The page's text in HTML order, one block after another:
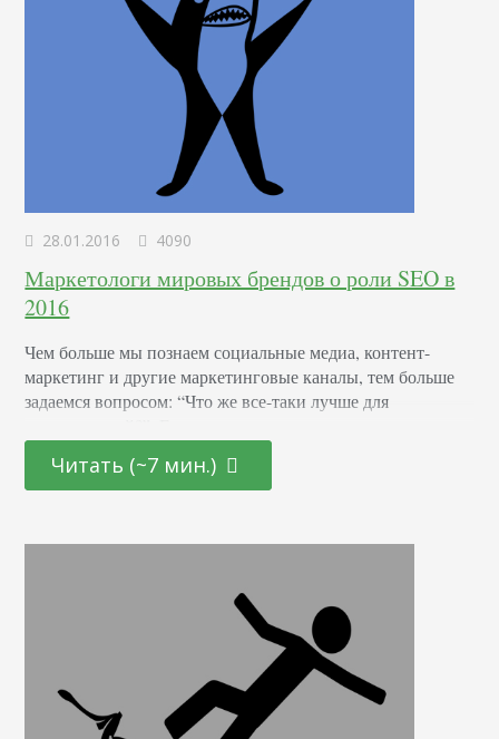
28.01.2016 4090
Маркетологи мировых брендов о роли SEO в
2016
Чем больше мы познаем социальные медиа, контент-
маркетинг и другие маркетинговые каналы, тем больше
задаемся вопросом: “Что же все-таки лучше для
SEO. Так насколько ценной эта услуга будет в 2016 году?
Более конкретно ... Насколько важным будет SEO в
владелец одной из…
Читать (~7 мин.)